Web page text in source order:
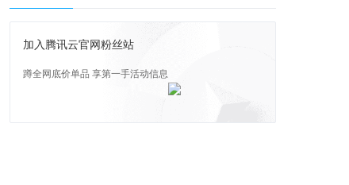
加入腾讯云官网粉丝站
蹲全网底价单品 享第一手活动信息